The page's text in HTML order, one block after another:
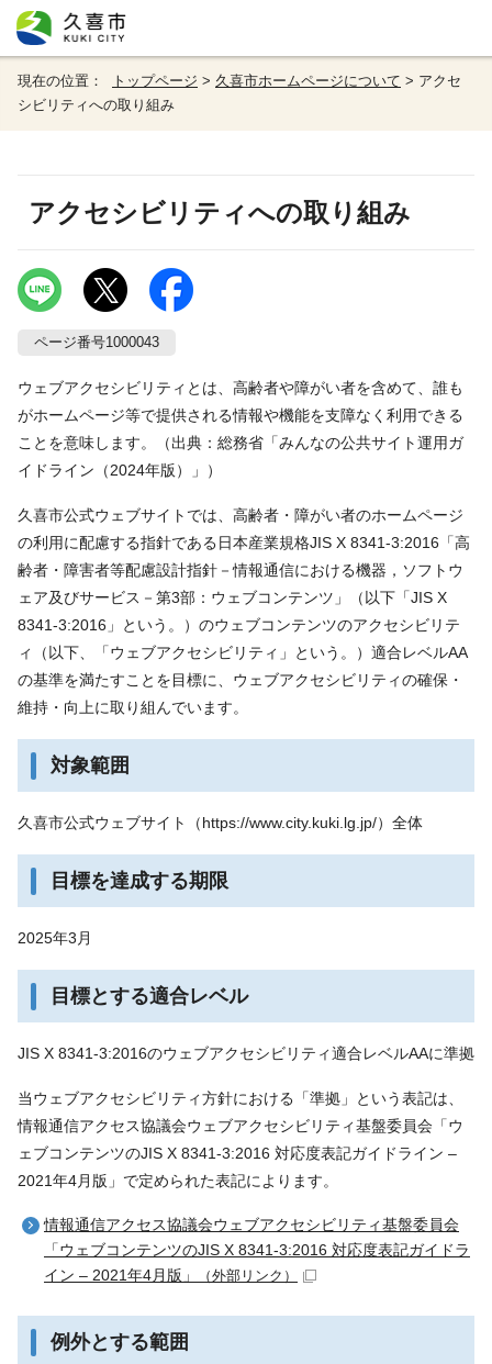
現在の位置： トップページ > 久喜市ホームページについて > アクセ
シビリティへの取り組み
アクセシビリティへの取り組み
ページ番号1000043
ウェブアクセシビリティとは、高齢者や障がい者を含めて、誰も
がホームページ等で提供される情報や機能を支障なく利用できる
ことを意味します。（出典：総務省「みんなの公共サイト運用ガ
イドライン（2024年版）」）
久喜市公式ウェブサイトでは、高齢者・障がい者のホームページ
の利用に配慮する指針である日本産業規格JIS X 8341-3:2016「高
齢者・障害者等配慮設計指針－情報通信における機器，ソフトウ
ェア及びサービス－第3部：ウェブコンテンツ」（以下「JIS X
8341-3:2016」という。）のウェブコンテンツのアクセシビリテ
ィ（以下、「ウェブアクセシビリティ」という。）適合レベルAA
の基準を満たすことを目標に、ウェブアクセシビリティの確保・
維持・向上に取り組んでいます。
対象範囲
久喜市公式ウェブサイト（https://www.city.kuki.lg.jp/）全体
目標を達成する期限
2025年3月
目標とする適合レベル
JIS X 8341-3:2016のウェブアクセシビリティ適合レベルAAに準拠
当ウェブアクセシビリティ方針における「準拠」という表記は、
情報通信アクセス協議会ウェブアクセシビリティ基盤委員会「ウ
ェブコンテンツのJIS X 8341-3:2016 対応度表記ガイドライン –
2021年4月版」で定められた表記によります。
情報通信アクセス協議会ウェブアクセシビリティ基盤委員会
「ウェブコンテンツのJIS X 8341-3:2016 対応度表記ガイドラ
イン – 2021年4月版」
（外部リンク）
例外とする範囲